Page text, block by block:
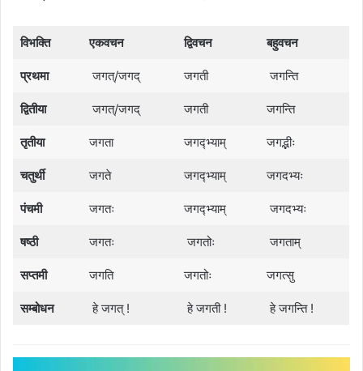
विभक्ति एकवचन द्विवचन बहुवचन
प्रथमा जगत्/जगद् जगती जगन्ति
द्वितीया जगत्/जगद् जगती जगन्ति
तृतीया जगता जगद्भ्याम् जगद्भीः
चतुर्थी जगते जगद्भ्याम् जगदभ्यः
पंचमी जगतः जगद्भ्याम् जगदभ्यः
षष्ठी जगतः जगतोः जगताम्
सप्तमी जगति जगतोः जगत्सु
सम्बोधन हे जगत् ! हे जगती ! हे जगन्ति !